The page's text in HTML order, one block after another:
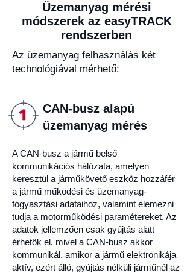
Üzemanyag mérési
módszerek az easyTRACK
rendszerben
Az üzemanyag felhasználás két
technológiával mérhető:
CAN-busz alapú
üzemanyag mérés
A CAN-busz a jármű belső
kommunikációs hálózata, amelyen
keresztül a járműkövető eszköz hozzáfér
a jármű működési és üzemanyag-
fogyasztási adataihoz, valamint elemezni
tudja a motorműködési paramétereket. Az
adatok jellemzően csak gyújtás alatt
érhetők el, mivel a CAN-busz akkor
kommunikál, amikor a jármű elektronikája
aktív, ezért álló, gyújtás nélküli járműnél az